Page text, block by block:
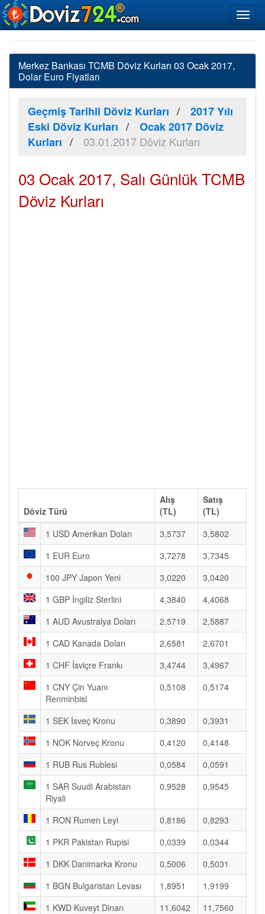
Merkez Bankası TCMB Döviz Kurları 03 Ocak 2017,
Dolar Euro Fiyatları
Geçmiş Tarihli Döviz Kurları
2017 Yılı
Eski Döviz Kurları
Ocak 2017 Döviz
Kurları
03.01.2017 Döviz Kurları
03 Ocak 2017, Salı Günlük TCMB
Döviz Kurları
Döviz Türü
Alış
(TL)
Satış
(TL)
1 USD Amerikan Doları
3,5737
3,5802
1 EUR Euro
3,7278
3,7345
100 JPY Japon Yeni
3,0220
3,0420
1 GBP İngiliz Sterlini
4,3840
4,4068
1 AUD Avustralya Doları
2,5719
2,5887
1 CAD Kanada Doları
2,6581
2,6701
1 CHF İsviçre Frankı
3,4744
3,4967
1 CNY Çin Yuanı
Renminbisi
0,5108 0,5174
1 SEK İsveç Kronu 0,3890
0,3931
1 NOK Norveç Kronu
0,4120
0,4148
1 RUB Rus Rublesi
0,0584
0,0591
1 SAR Suudi Arabistan
Riyali
0,9528 0,9545
1 RON Rumen Leyi 0,8186
0,8293
1 PKR Pakistan Rupisi
0,0339
0,0344
1 DKK Danimarka Kronu
0,5006
0,5031
1 BGN Bulgaristan Levası
1,8951
1,9199
1 KWD Kuveyt Dinarı
11,6042
11,7560